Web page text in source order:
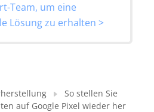
Team, um eine
Lösung zu erhalten >
So stellen Sie
auf Google Pixel wieder her